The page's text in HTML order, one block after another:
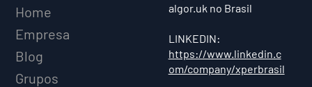
Home
Empresa
Blog
Grupos
algor.uk no Brasil
LINKEDIN:
https://www.linkedin.c
om/company/xperbrasil